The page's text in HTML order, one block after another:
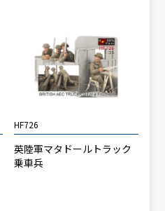
HF726
英陸軍マタドールトラック
乗車兵